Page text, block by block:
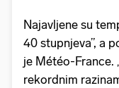
Najavljene su
40 stupnjeva”, a
je Météo-France.
rekordnim